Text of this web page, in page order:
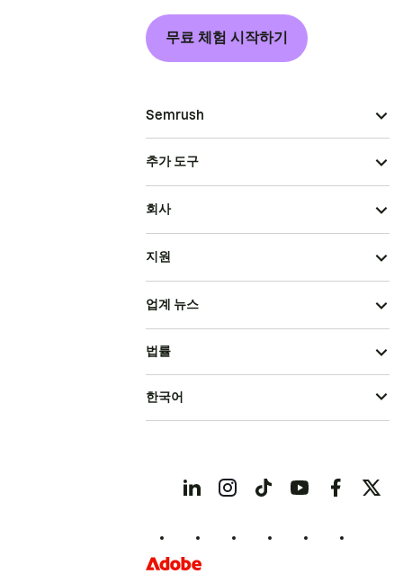
무료 체험 시작하기
Semrush
추가 도구
회사
지원
업계 뉴스
법률
한국어